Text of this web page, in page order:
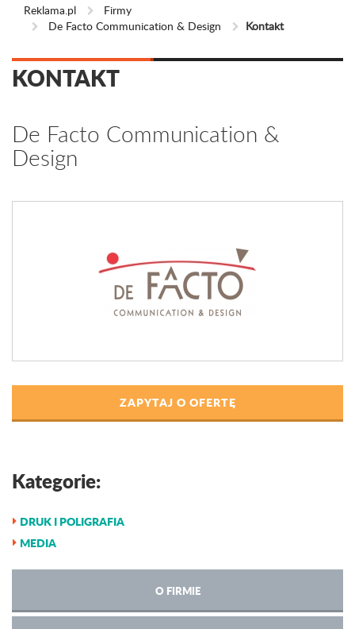
Reklama.pl
Firmy
De Facto Communication & Design
Kontakt
KONTAKT
De Facto Communication &
Design
ZAPYTAJ O OFERTĘ
Kategorie:
DRUK I POLIGRAFIA
MEDIA
O FIRMIE